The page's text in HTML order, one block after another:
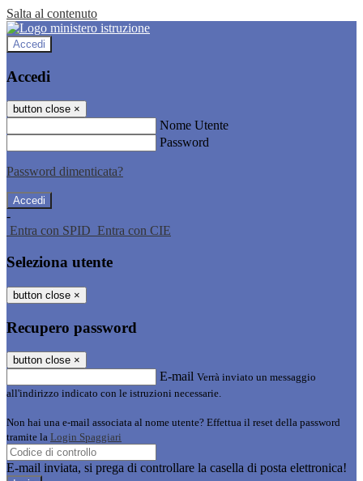
Salta al contenuto
Accedi
Accedi
button close ×
Nome Utente
Password
Password dimenticata?
-
Entra con SPID Entra con CIE
Seleziona utente
button close ×
Recupero password
button close ×
E-mail Verrà inviato un messaggio
all'indirizzo indicato con le istruzioni necessarie.
Non hai una e-mail associata al nome utente? Effettua il reset della password
tramite la Login Spaggiari
E-mail inviata, si prega di controllare la casella di posta elettronica!